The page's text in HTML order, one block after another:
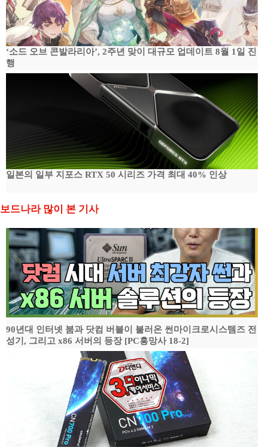
‘소드 오브 콘발라리아’, 2주년 맞이 대규모 업데이트 8월 1일 진
행
일본의 일부 지포스 RTX 50 시리즈 가격 최대 40% 인상
보드나라 많이 본 기사
90년대 인터넷 붐과 닷컴 버블이 불러온 썬마이크로시스템즈 전
성기, 그리고 x86 서버의 등장 [PC흥망사 18-2]